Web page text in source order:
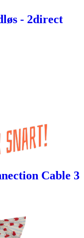
- 2direct
Cable 3